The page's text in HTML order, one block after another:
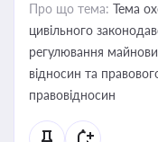
Про що тема: Тема
цивільного
регулювання
відносин та
правовідносин